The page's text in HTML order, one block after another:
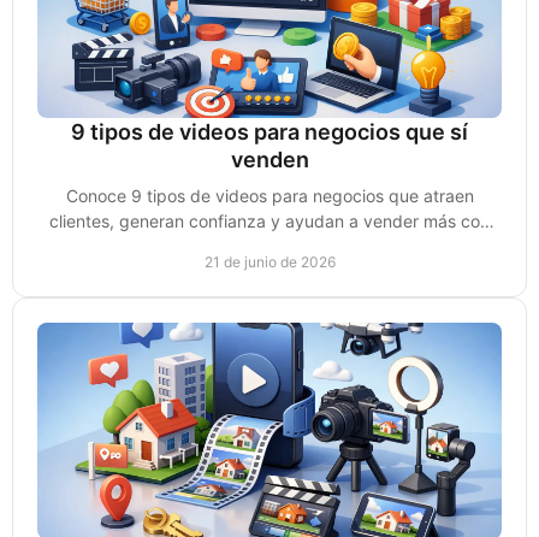
9 tipos de videos para negocios que sí
venden
Conoce 9 tipos de videos para negocios que atraen
clientes, generan confianza y ayudan a vender más con
21 de junio de 2026